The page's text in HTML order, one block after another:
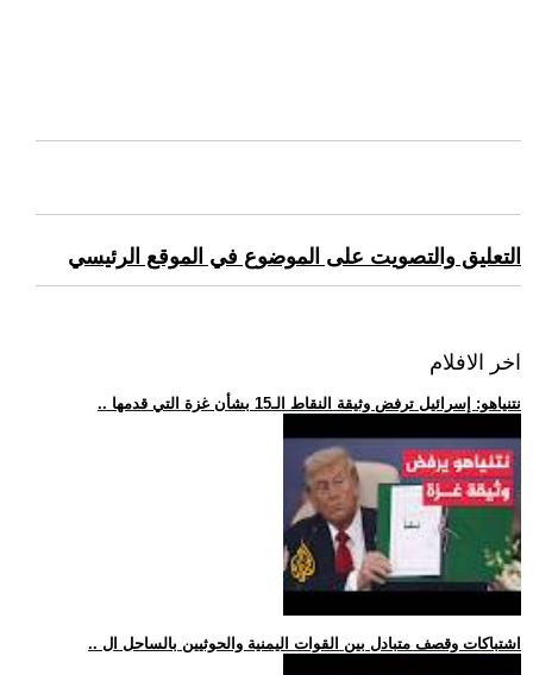
التعليق والتصويت على الموضوع في الموقع الرئيسي
اخر الافلام
.. نتنياهو: إسرائيل ترفض وثيقة النقاط الـ15 بشأن غزة التي قدمها
.. اشتباكات وقصف متبادل بين القوات اليمنية والحوثيين بالساحل ال